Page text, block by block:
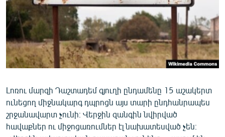
ՄՇԱԿՈՒՅԹ
ՍՊՈՐՏ
ՄԵԿՆԱԲԱՆՈՒԹՅՈՒՆ
ՏՏ ԵՒ ԻՆՏԵՐՆԵՏ
ԿՈՐՈՆԱՎԻՐՈՒՍ
ԱՐԽԻՎ
ՏԵՍԱՆՅՈՒԹԵՐ
Լոռու մարզի Դաշտադեմ գյուղի ընդամենը 15 աշակերտ
ունեցող միջնակարգ դպրոցն այս տարի ընդհանրապես
շրջանավարտ չունի։ Վերջին զանգին նվիրված
հավաքներ ու միջոցառումներ էլ նախատեսված չեն։